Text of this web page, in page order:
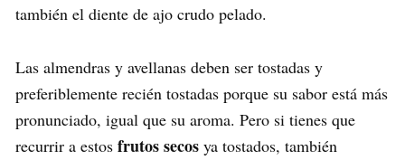
también el diente de ajo crudo pelado.
Las almendras y avellanas deben ser tostadas y
preferiblemente recién tostadas porque su sabor está más
pronunciado, igual que su aroma. Pero si tienes que
recurrir a estos frutos secos ya tostados, también